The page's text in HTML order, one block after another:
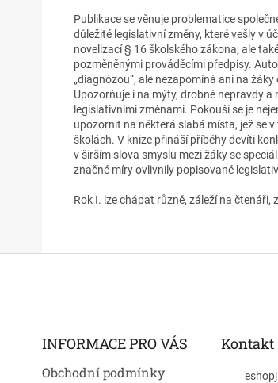
Publikace se věnuje problematice
důležité legislativní změny, které vešly v
novelizací § 16 školského zákona, ale
pozměněnými prováděcími předpisy.
„diagnózou“, ale nezapomíná ani na
Upozorňuje i na mýty, drobné nepravdy
legislativními změnami. Pokouší se je
upozornit na některá slabá místa, jež se
školách. V knize přináší příběhy devíti
v širším slova smyslu mezi žáky se
značné míry ovlivnily popisované
Rok I. lze chápat různě, záleží na
INFORMACE PRO VÁS
Obchodní podmínky
Kontakt